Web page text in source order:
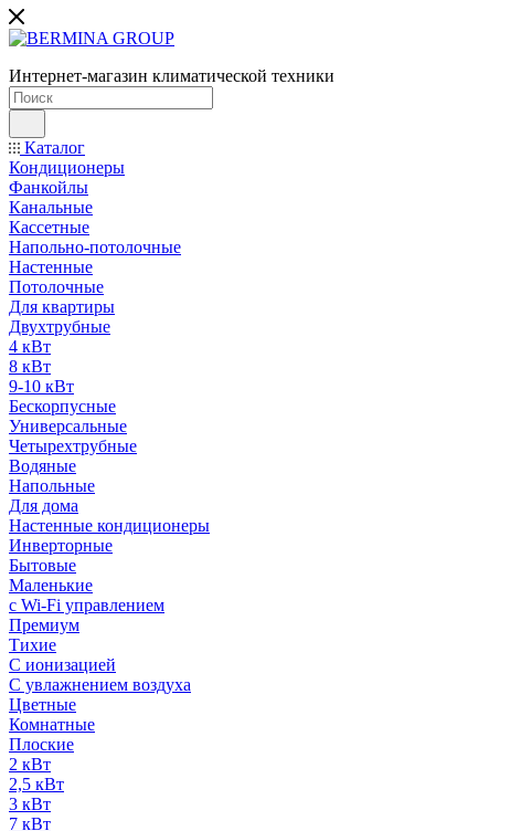
Интернет-магазин климатической техники
Каталог
Кондиционеры
Фанкойлы
Канальные
Кассетные
Напольно-потолочные
Настенные
Потолочные
Для квартиры
Двухтрубные
4 кВт
8 кВт
9-10 кВт
Бескорпусные
Универсальные
Четырехтрубные
Водяные
Напольные
Для дома
Настенные кондиционеры
Инверторные
Бытовые
Маленькие
с Wi-Fi управлением
Премиум
Тихие
С ионизацией
С увлажнением воздуха
Цветные
Комнатные
Плоские
2 кВт
2,5 кВт
3 кВт
7 кВт